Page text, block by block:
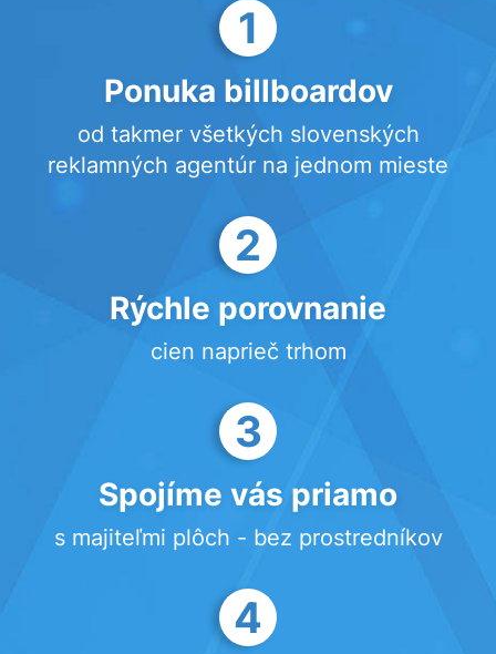
1
Ponuka billboardov
od takmer všetkých slovenských
reklamných agentúr na jednom mieste
2
Rýchle porovnanie
cien naprieč trhom
3
Spojíme vás priamo
s majiteľmi plôch - bez prostredníkov
4